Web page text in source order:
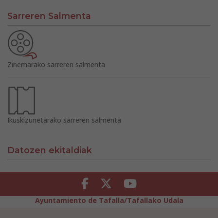
Sarreren Salmenta
Zinemarako sarreren salmenta
Ikuskizunetarako sarreren salmenta
Datozen ekitaldiak
Facebook Twitter Youtube
Ayuntamiento de Tafalla/Tafallako Udala